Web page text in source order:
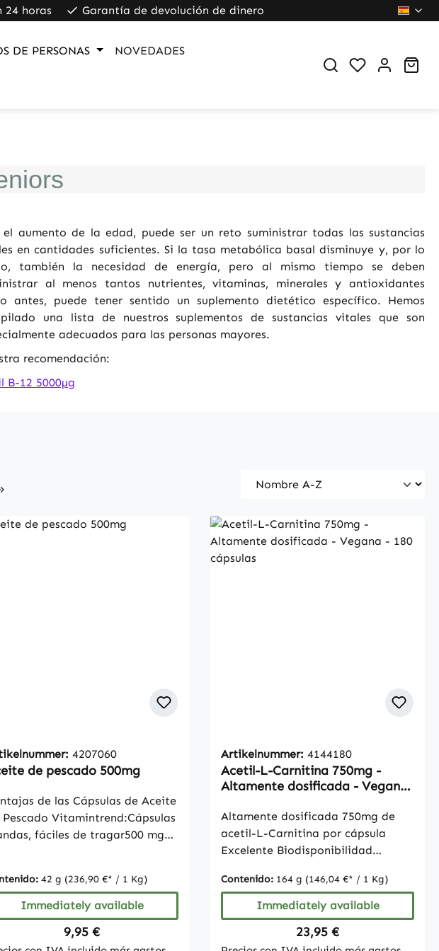
24 horas Garantía de devolución de dinero
DE PERSONAS NOVEDADES
You have 0
el aumento de la edad, puede ser un reto suministrar todas las sustancias
en cantidades suficientes. Si la tasa metabólica basal disminuye y, por lo
también la necesidad de energía, pero al mismo tiempo se deben
al menos tantos nutrientes, vitaminas, minerales y antioxidantes
antes, puede tener sentido un suplemento dietético específico. Hemos
una lista de nuestros suplementos de sustancias vitales que son
adecuados para las personas mayores.
recomendación:
B-12 5000µg
4207060
de pescado 500mg
de las Cápsulas de Aceite
Pescado Vitamintrend:Cápsulas
fáciles de tragar500 mg
3Contiene 18% de ácido
(EPA) y 12% de
docosahexaenoico
con vitamina E
42 g (236,90 €* / 1 Kg)
Immediately available
Regular price:
9,95 €
Artikelnummer:4144180
Acetil-L-Carnitina 750mg -
Altamente dosificada - Vegana
Altamente dosificada 750mg de
acetil-L-Carnitina por cápsula
Excelente Biodisponibilidad
y veganos Producto vegano Sin
gluten, lactosa ni fructosa Sin
dióxido de silicio Contenido: 180
CápsulasNota: Debido a
Contenido: 164 g (146,04 €* / 1 Kg)
Immediately available
Regular price:
23,95 €